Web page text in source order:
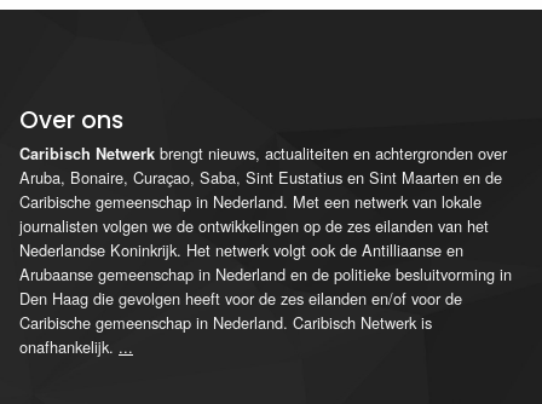
Over ons
Caribisch Netwerk brengt nieuws, actualiteiten en achtergronden over
Aruba, Bonaire, Curaçao, Saba, Sint Eustatius en Sint Maarten en de
Caribische gemeenschap in Nederland. Met een netwerk van lokale
journalisten volgen we de ontwikkelingen op de zes eilanden van het
Nederlandse Koninkrijk. Het netwerk volgt ook de Antilliaanse en
Arubaanse gemeenschap in Nederland en de politieke besluitvorming in
Den Haag die gevolgen heeft voor de zes eilanden en/of voor de
Caribische gemeenschap in Nederland. Caribisch Netwerk is
onafhankelijk. ...